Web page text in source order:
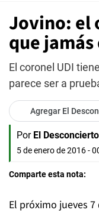
Jovino: el
que
El coronel UDI
parece ser a
Agregar El
Por El Desconcierto
5 de enero de 2016 -
Comparte esta nota:
El próximo jueves